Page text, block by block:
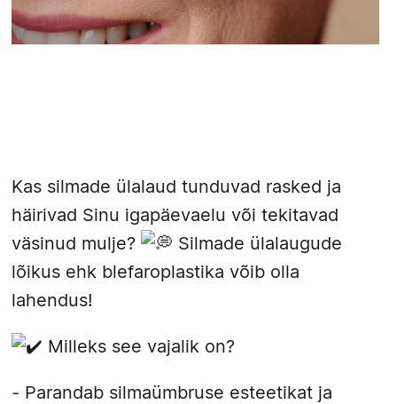
Kas silmade ülalaud tunduvad rasked ja
häirivad Sinu igapäevaelu või tekitavad
väsinud mulje?
Silmade ülalaugude
lõikus ehk blefaroplastika võib olla
lahendus!
Milleks see vajalik on?
- Parandab silmaümbruse esteetikat ja